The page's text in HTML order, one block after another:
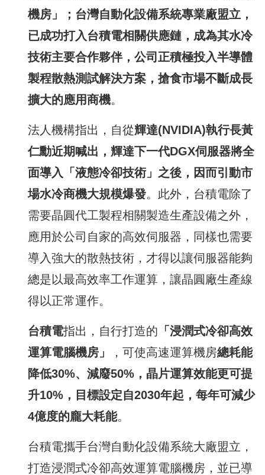
機房」；台灣自動化設備系統專業廠盟立，
已成功打入台積電相關供應鏈，成為其水冷
技術主要合作夥伴，公司正積極投入半導體
製程散熱測試解決方案，搶食市場不斷成長
擴大的應用商機。
法人機構指出，自從輝達(NVIDIA)執行長黃
仁勳近期喊出，輝達下一代DGX伺服器將全
面導入「液態冷卻技術」之後，因而引動市
場水冷商機大規模爆發。此外，台積電除了
需要晶圓代工製程相關製造生產設備之外，
應用於公司自家的高效伺服器，同樣也需要
導入強大的散熱技術，才得以讓伺服器能夠
總是以最高效率工作運算，讓晶圓廠生產線
得以正常運作。
台積電指出，自行打造的 「浸潤式冷卻高效
運算電腦機房」
，可使高速運算機房總耗能
降低30%、減廢50% ，晶片運算效能更可提
升10% ，目標設定自2030年起，每年可減少
4億度的龐大耗能。
台積電攜手台灣自動化設備系統大廠盟立，
打造浸潤式冷卻高效運算電腦機房，並已導